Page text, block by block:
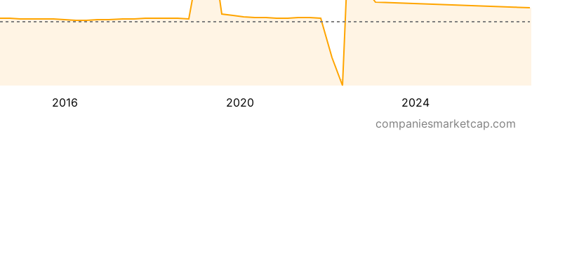
2016 2020 2024
companiesmarketcap.com